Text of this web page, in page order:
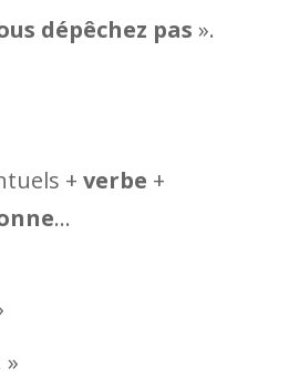
dépêchez pas ».
+verbe +
…
»